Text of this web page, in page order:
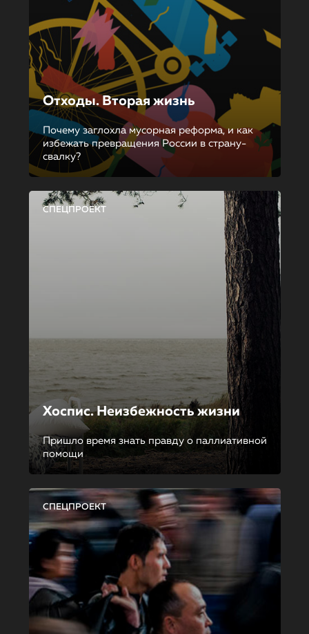
Отходы. Вторая жизнь
Почему заглохла мусорная реформа, и как
избежать превращения России в страну-
свалку?
СПЕЦПРОЕКТ
Хоспис. Неизбежность жизни
Пришло время знать правду о паллиативной
помощи
СПЕЦПРОЕКТ